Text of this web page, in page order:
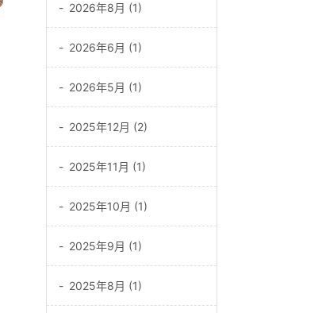
2026年8月 (1)
2026年6月 (1)
2026年5月 (1)
2025年12月 (2)
2025年11月 (1)
2025年10月 (1)
2025年9月 (1)
2025年8月 (1)